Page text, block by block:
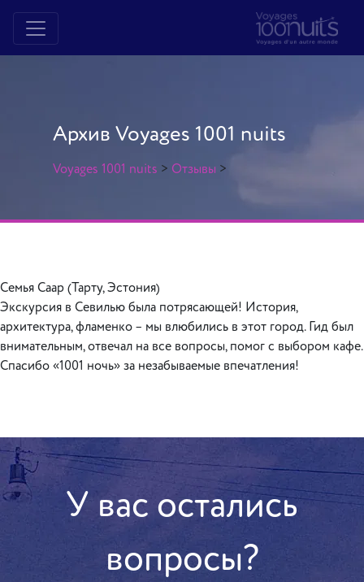
Архив Voyages 1001 nuits
Voyages 1001 nuits > Отзывы >
Семья Саар (Тарту, Эстония)
Экскурсия в Севилью была потрясающей! История,
архитектура, фламенко – мы влюбились в этот город. Гид был
внимательным, отвечал на все вопросы, помог с выбором кафе.
Спасибо «1001 ночь» за незабываемые впечатления!
У вас остались
вопросы?